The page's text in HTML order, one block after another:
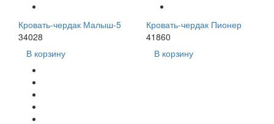
Кровать-чердак Малыш-5
34028
В корзину
Кровать-чердак Пионер
41860
В корзину